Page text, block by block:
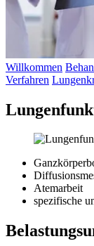
Willkommen
Verfahren
Atemarbeit
spezifische